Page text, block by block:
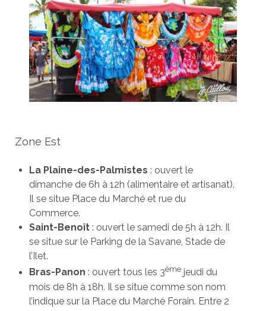
Zone Est
La Plaine-des-Palmistes : ouvert le
dimanche de 6h à 12h (alimentaire et artisanat).
Il se situe Place du Marché et rue du
Commerce.
Saint-Benoît: ouvert le samedi de 5h à 12h. Il
se situe sur le Parking de la Savane, Stade de
l’Ilet.
Bras-Panon : ouvert tous les 3èmejeudi du
mois de 8h à 18h. Il se situe comme son nom
l’indique sur la Place du Marché Forain. Entre 2